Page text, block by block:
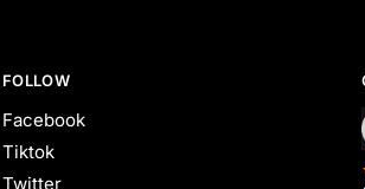
FOLLOW
Facebook
Tiktok
Twitter